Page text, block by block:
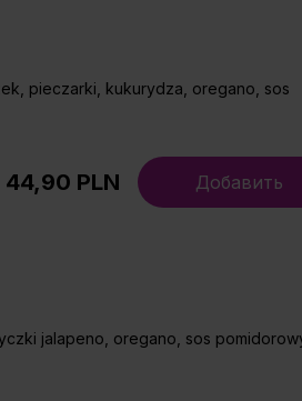
pieczarki, kukurydza, oregano, sos
44,90 PLN Добавить
jalapeno, oregano, sos